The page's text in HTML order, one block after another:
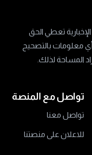
تعطي الحق
أي معلومات بالتصحيح
المساحة لذلك.
تواصل مع المنصة
تواصل معنا
للاعلان على منصتنا